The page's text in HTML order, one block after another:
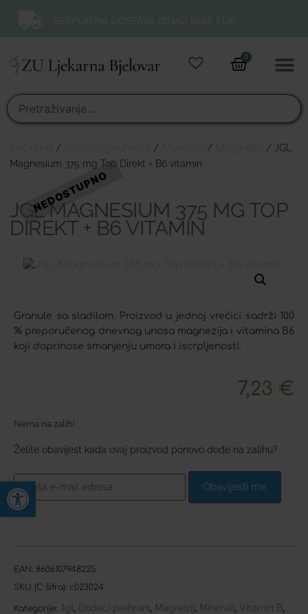
Open toolbar
0
/ / /
/ JGL
Magnesium 375 mg Top Direkt + B6 vitamin
JGL MAGNESIUM 375 MG TOP
DIREKT + B6 VITAMIN
Granule sa sladilom. Proizvod u jednoj vrećici sadrži 100
% preporučenog dnevnog unosa magnezija i vitamina B6
koji doprinose smanjenju umora i iscrpljenosti.
7,23 €
Nema na zalihi
Želite obavijest kada ovaj proizvod ponovo dođe na zalihu?
Obavijesti me
EAN: 8606107948225
SKU (C šifra): c023024
Kategorije: Jgl Dodaci prehrani Magnezij Minerali Vitamin B